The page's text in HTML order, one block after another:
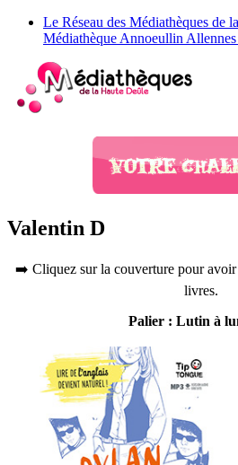
Le Réseau des Médiathèques de
Médiathèque Annoeullin
Valentin D
➡️ Cliquez sur la couverture pour
livres.
Palier : Lutin à